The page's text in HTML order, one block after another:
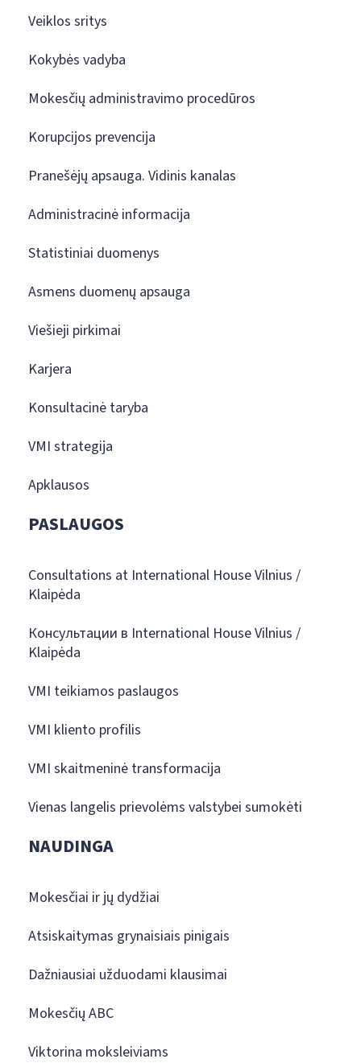
Veiklos sritys
Kokybės vadyba
Mokesčių administravimo procedūros
Korupcijos prevencija
Pranešėjų apsauga. Vidinis kanalas
Administracinė informacija
Statistiniai duomenys
Asmens duomenų apsauga
Viešieji pirkimai
Karjera
Konsultacinė taryba
VMI strategija
Apklausos
PASLAUGOS
Consultations at International House Vilnius /
Klaipėda
Консультации в International House Vilnius /
Klaipėda
VMI teikiamos paslaugos
VMI kliento profilis
VMI skaitmeninė transformacija
Vienas langelis prievolėms valstybei sumokėti
NAUDINGA
Mokesčiai ir jų dydžiai
Atsiskaitymas grynaisiais pinigais
Dažniausiai užduodami klausimai
Mokesčių ABC
Viktorina moksleiviams